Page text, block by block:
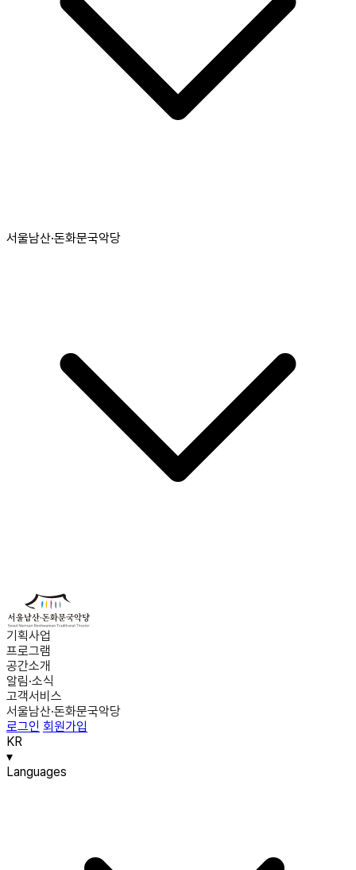
서울남산·돈화문국악당
기획사업
프로그램
공간소개
알림·소식
고객서비스
서울남산·돈화문국악당
로그인 회원가입
KR
▾
Languages